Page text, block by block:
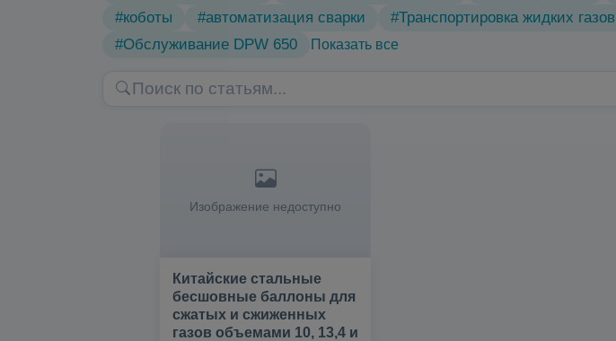
#коботы
#автоматизация сварки #Транспортировка жидких газов
#Обслуживание DPW 650
Показать все
Изображение недоступно
Китайские стальные
бесшовные баллоны для
сжатых и сжиженных
газов объемами 10, 13,4 и